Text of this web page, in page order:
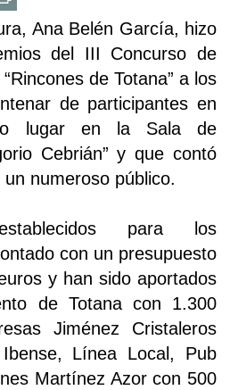
Ana Belén García, hizo
del III Concurso de
de Totana” a los
de participantes en
lugar en la Sala de
Cebrián” y que contó
numeroso público.
para los
con un presupuesto
y han sido aportados
de Totana con 1.300
Jiménez Cristaleros
Línea Local, Pub
Martínez Azor con 500